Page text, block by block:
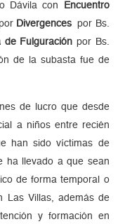
Dávila con
Encuentro
Divergences por Bs.
de Fulguración por Bs.
de la subasta fue de
de lucro que desde
a niños entre recién
han sido víctimas de
ha llevado a que sean
de forma temporal o
Las Villas, además de
y formación en